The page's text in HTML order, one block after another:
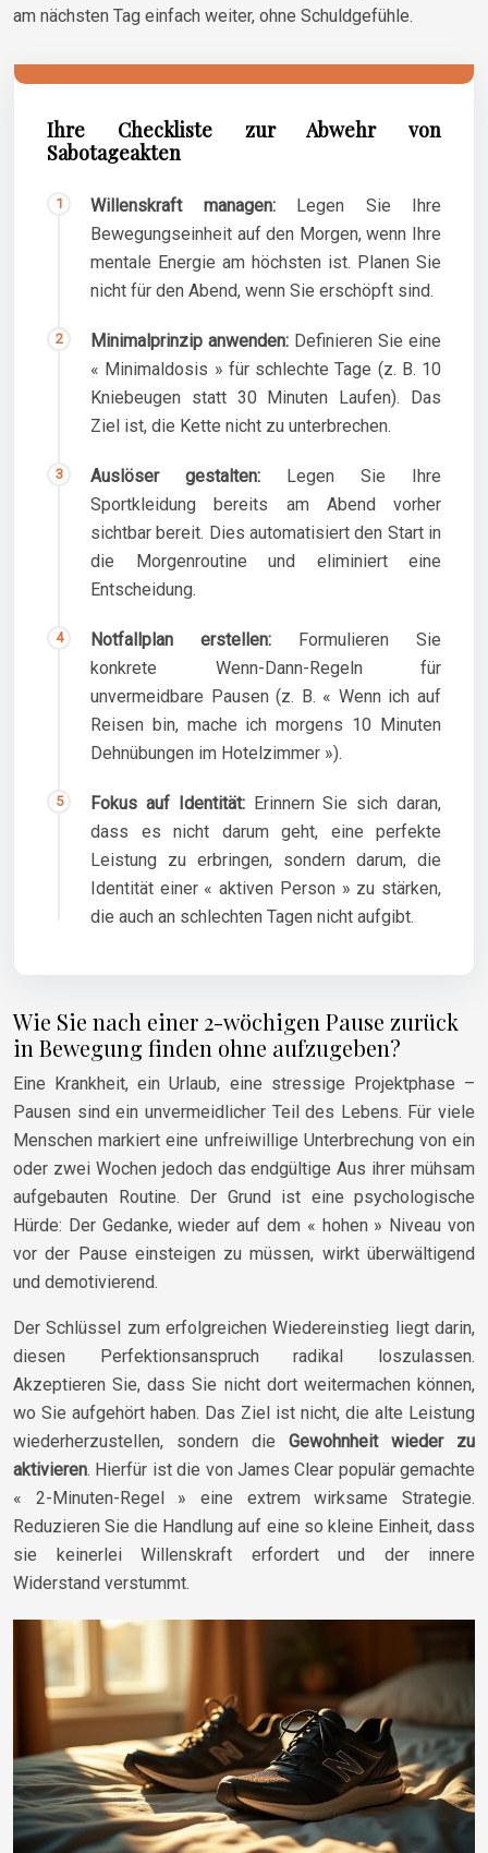
am nächsten Tag einfach weiter, ohne Schuldgefühle.
Ihre Checkliste zur Abwehr von
Sabotageakten
Willenskraft managen:Legen Sie Ihre
Bewegungseinheit auf den Morgen, wenn Ihre
mentale Energie am höchsten ist. Planen Sie
nicht für den Abend, wenn Sie erschöpft sind.
Minimalprinzip anwenden: Definieren Sie eine
« Minimaldosis » für schlechte Tage (z. B. 10
Kniebeugen statt 30 Minuten Laufen). Das
Ziel ist, die Kette nicht zu unterbrechen.
Auslöser gestalten: Legen Sie Ihre
Sportkleidung bereits am Abend vorher
sichtbar bereit. Dies automatisiert den Start in
die Morgenroutine und eliminiert eine
Entscheidung.
Notfallplan erstellen: Formulieren Sie
konkrete Wenn-Dann-Regeln für
unvermeidbare Pausen (z. B. « Wenn ich auf
Reisen bin, mache ich morgens 10 Minuten
Dehnübungen im Hotelzimmer »).
Fokus auf Identität:Erinnern Sie sich daran,
dass es nicht darum geht, eine perfekte
Leistung zu erbringen, sondern darum, die
Identität einer « aktiven Person » zu stärken,
die auch an schlechten Tagen nicht aufgibt.
Wie Sie nach einer 2-wöchigen Pause zurück
in Bewegung finden ohne aufzugeben?
Eine Krankheit, ein Urlaub, eine stressige Projektphase –
Pausen sind ein unvermeidlicher Teil des Lebens. Für viele
Menschen markiert eine unfreiwillige Unterbrechung von ein
oder zwei Wochen jedoch das endgültige Aus ihrer mühsam
aufgebauten Routine. Der Grund ist eine psychologische
Hürde: Der Gedanke, wieder auf dem « hohen » Niveau von
vor der Pause einsteigen zu müssen, wirkt überwältigend
und demotivierend.
Der Schlüssel zum erfolgreichen Wiedereinstieg liegt darin,
diesen Perfektionsanspruch radikal loszulassen.
Akzeptieren Sie, dass Sie nicht dort weitermachen können,
wo Sie aufgehört haben. Das Ziel ist nicht, die alte Leistung
wiederherzustellen, sondern die Gewohnheit wieder zu
aktivieren. Hierfür ist die von James Clear populär gemachte
« 2-Minuten-Regel » eine extrem wirksame Strategie.
Reduzieren Sie die Handlung auf eine so kleine Einheit, dass
sie keinerlei Willenskraft erfordert und der innere
Widerstand verstummt.